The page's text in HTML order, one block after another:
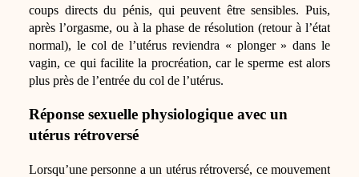
coups directs du pénis, qui peuvent être sensibles. Puis,
après l’orgasme, ou à la phase de résolution (retour à l’état
normal), le col de l’utérus reviendra « plonger » dans le
vagin, ce qui facilite la procréation, car le sperme est alors
plus près de l’entrée du col de l’utérus.
Réponse sexuelle physiologique avec un
utérus rétroversé
Lorsqu’une personne a un utérus rétroversé, ce mouvement